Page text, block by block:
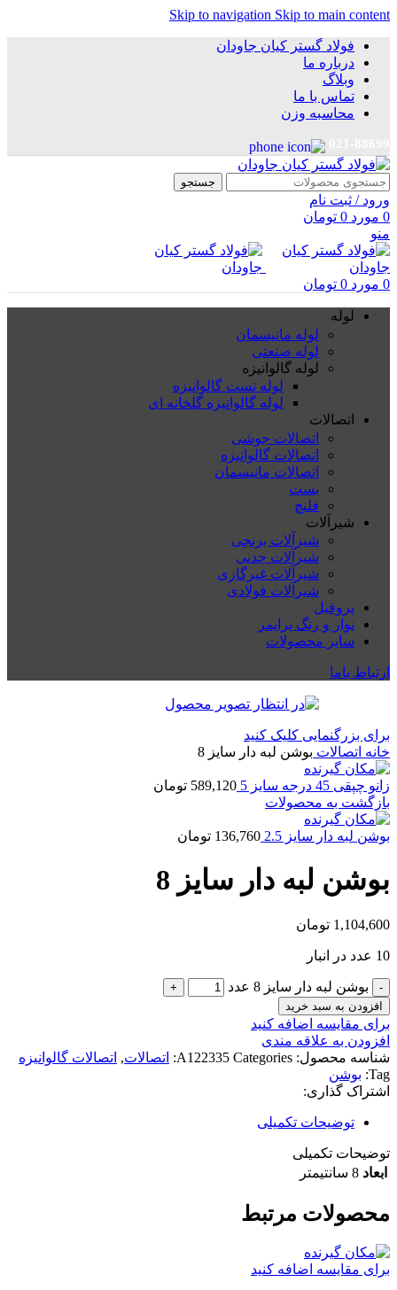
Skip to navigation Skip to main content
فولاد گستر کیان جاودان
درباره ما
وبلاگ
تماس با ما
محاسبه وزن
جستجو
ورود / ثبت نام
0 مورد 0 تومان
منو
0 مورد 0 تومان
لوله
لوله مانیسمان
لوله صنعتی
لوله گالوانیزه
لوله تست گالوانیزه
لوله گالوانیزه گلخانه ای
اتصالات
اتصالات جوشی
اتصالات گالوانیزه
اتصالات مانیسمان
بست
فلنچ
شیرآلات
شیرآلات برنجی
شیرآلات چدنی
شیرآلات غیرگازی
شیرآلات فولادی
پروفیل
نوار و رنگ پرایمر
سایر محصولات
ارتباط باما
برای بزرگنمایی کلیک کنید
خانه اتصالات بوشن لبه دار سایز 8
زانو چپقی 45 درجه سایز 5 589,120 تومان
بازگشت به محصولات
بوشن لبه دار سایز 2.5 136,760 تومان
بوشن لبه دار سایز 8
1,104,600 تومان
10 عدد در انبار
بوشن لبه دار سایز 8 عدد
افزودن به سبد خرید
برای مقایسه اضافه کنید
افزودن به علاقه مندی
شناسه محصول:
A122335 Categories: اتصالات, اتصالات گالوانیزه
Tag: بوشن
اشتراک گذاری:
توضیحات تکمیلی
توضیحات تکمیلی
ابعاد 8 سانتیمتر
محصولات مرتبط
برای مقایسه اضافه کنید